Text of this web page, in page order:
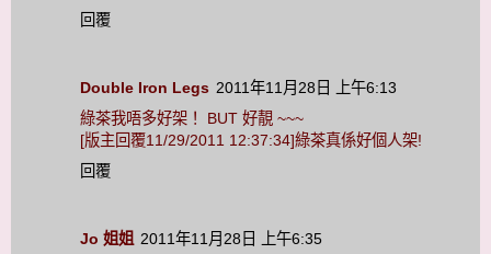
回覆
Double Iron Legs 2011年11月28日 上午6:13
綠茶我唔多好架！ BUT 好靚 ~~~
[版主回覆11/29/2011 12:37:34]綠茶真係好個人架!
回覆
Jo 姐姐 2011年11月28日 上午6:35